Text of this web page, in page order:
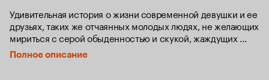
Удивительная история о жизни современной девушки и ее
друзьях, таких же отчаянных молодых людях, не желающих
мириться с серой обыденностью и скукой, жаждущих
вырваться из мира реального в мир своих грез и фантазий.
Полное описание